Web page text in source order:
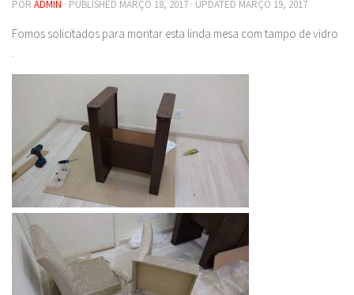
POR ADMIN · PUBLISHED MARÇO 18, 2017 · UPDATED MARÇO 19, 2017
Fomos solicitados para montar esta linda mesa com tampo de vidro
.